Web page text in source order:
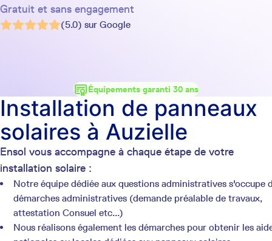
Gratuit et sans engagement
(5.0) sur Google
Équipements garanti 30 ans
Ensol vous accompagne à chaque étape de votre
installation solaire :
Notre équipe dédiée aux questions administratives s'occupe
démarches administratives (demande préalable de travaux,
attestation Consuel etc...)
Nous réalisons également les démarches pour obtenir les
Installation de panneaux
solaires à Auzielle